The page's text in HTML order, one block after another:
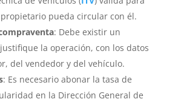
pueda circular con él.
: Debe existir un
la operación, con los datos
del vendedor y del vehículo.
: Es necesario abonar la tasa de
en la Dirección General de